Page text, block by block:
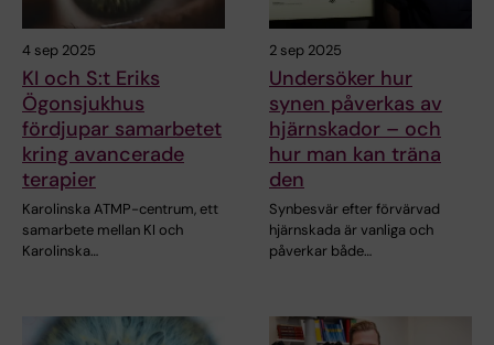
4 sep 2025
KI och S:t Eriks
Ögonsjukhus
fördjupar samarbetet
kring avancerade
terapier
Karolinska ATMP-centrum, ett
samarbete mellan KI och
Karolinska…
2 sep 2025
Undersöker hur
synen påverkas av
hjärnskador – och
hur man kan träna
den
Synbesvär efter förvärvad
hjärnskada är vanliga och
påverkar både…